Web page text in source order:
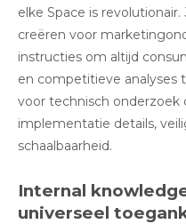
elke Space is
creëren voor
instructies om altijd
en competitieve analyses
voor technisch
implementatie details,
schaalbaarheid.
Internal
universeel